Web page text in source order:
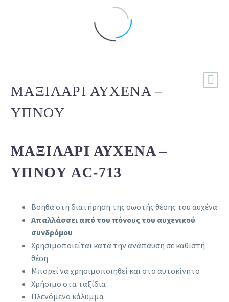
ΜΑΞΙΛΆΡΙ ΑΥΧΈΝΑ –
ΎΠΝΟΥ
ΜΑΞΙΛΆΡΙ ΑΥΧΈΝΑ –
ΎΠΝΟΥ AC-713
Βοηθά στη διατήρηση της σωστής θέσης του αυχένα
Απαλλάσσει από του πόνους του αυχενικού
συνδρόμου
Χρησιμοποιείται κατά την ανάπαυση σε καθιστή
θέση
Μπορεί να χρησιμοποιηθεί και στο αυτοκίνητο
Χρήσιμο στα ταξίδια
Πλενόμενο κάλυμμα